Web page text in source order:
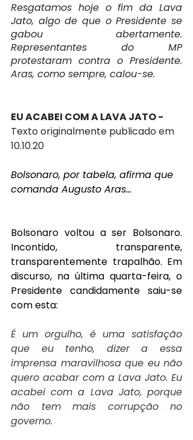
Resgatamos hoje o fim da Lava
Jato, algo de que o Presidente se
gabou abertamente.
Representantes do MP
protestaram contra o Presidente.
Aras, como sempre, calou-se.
EU ACABEI COM A LAVA JATO -
Texto originalmente publicado em
10.10.20
Bolsonaro, por tabela, afirma que
comanda Augusto Aras…
Bolsonaro voltou a ser Bolsonaro.
Incontido, transparente,
transparentemente trapalhão. Em
discurso, na última quarta-feira, o
Presidente candidamente saiu-se
com esta:
É um orgulho, é uma satisfação
que eu tenho, dizer a essa
imprensa maravilhosa que eu não
quero acabar com a Lava Jato. Eu
acabei com a Lava Jato, porque
não tem mais corrupção no
governo.